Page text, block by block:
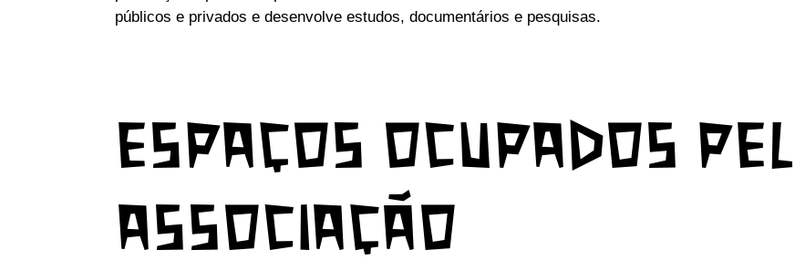
públicos e privados e desenvolve estudos, documentários e pesquisas.
ESPAÇOS OCUPADOS
ASSOCIAÇÃO